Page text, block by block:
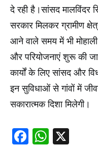
दे रही है।सांसद मालविंदर
सरकार मिलकर ग्रामीण
आने वाले समय में भी
और परियोजनाएं शुरू की
कार्यों के लिए सांसद और
इन सुविधाओं से गांवों में
सकारात्मक दिशा मिलेगी।
Facebook